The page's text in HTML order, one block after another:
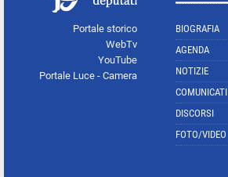
Portale storico
WebTv
YouTube
Portale Luce - Camera
BIOGRAFIA
AGENDA
NOTIZIE
COMUNICATI
DISCORSI
FOTO/VIDEO